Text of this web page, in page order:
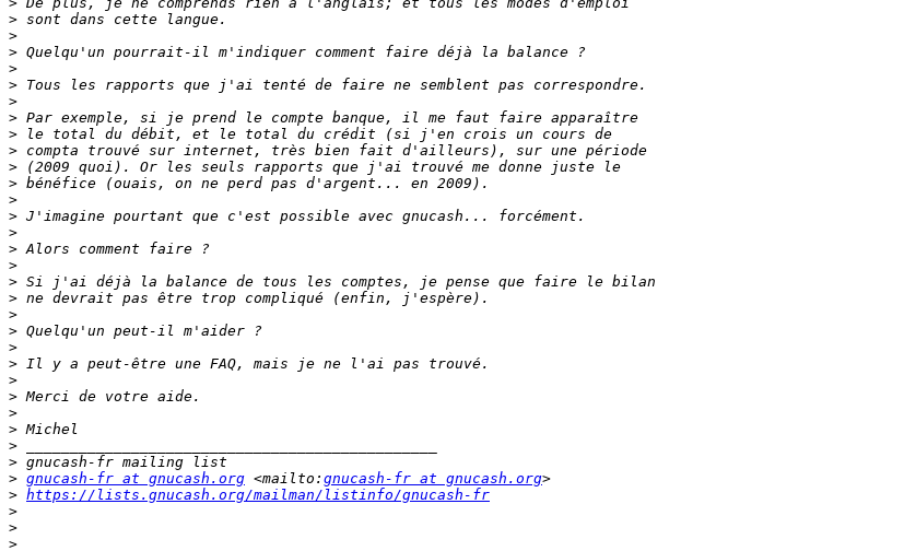
>
>
>
>
>
>
>
>
>
>
>
>
>
>
>
>
>
>
>
>
>
>
>
>
>
>
>
>
> gnucash-fr at gnucash.org <mailto: gnucash-fr at gnucash.org
> https://lists.gnucash.org/mailman/listinfo/gnucash-fr
>
>
>